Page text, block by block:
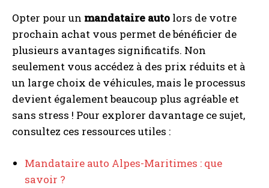
Opter pour un mandataire auto lors de votre
prochain achat vous permet de bénéficier de
plusieurs avantages significatifs. Non
seulement vous accédez à des prix réduits et à
un large choix de véhicules, mais le processus
devient également beaucoup plus agréable et
sans stress ! Pour explorer davantage ce sujet,
consultez ces ressources utiles :
Mandataire auto Alpes-Maritimes : que
savoir ?